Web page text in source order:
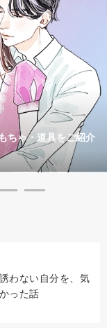
ちゃ・道具をご紹介
わない自分を、気
った話